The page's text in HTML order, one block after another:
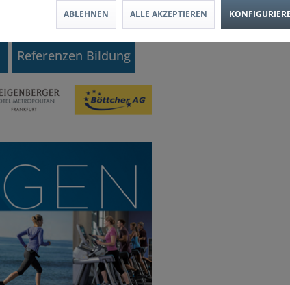
Referenzen Bildung
ABLEHNEN ALLE AKZEPTIEREN